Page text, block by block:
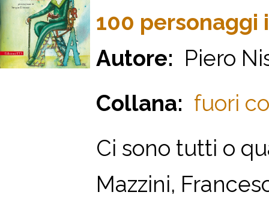
100 personaggi
Autore: Piero
Collana: fuori
Ci sono tutti o
Mazzini,